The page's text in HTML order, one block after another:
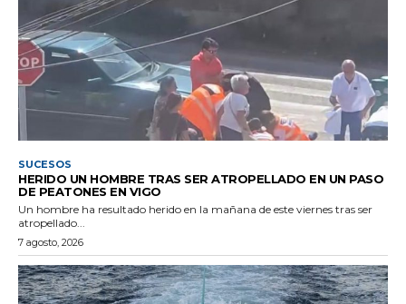
SUCESOS
HERIDO UN HOMBRE TRAS SER ATROPELLADO EN UN PASO
DE PEATONES EN VIGO
Un hombre ha resultado herido en la mañana de este viernes tras ser
atropellado...
7 agosto, 2026